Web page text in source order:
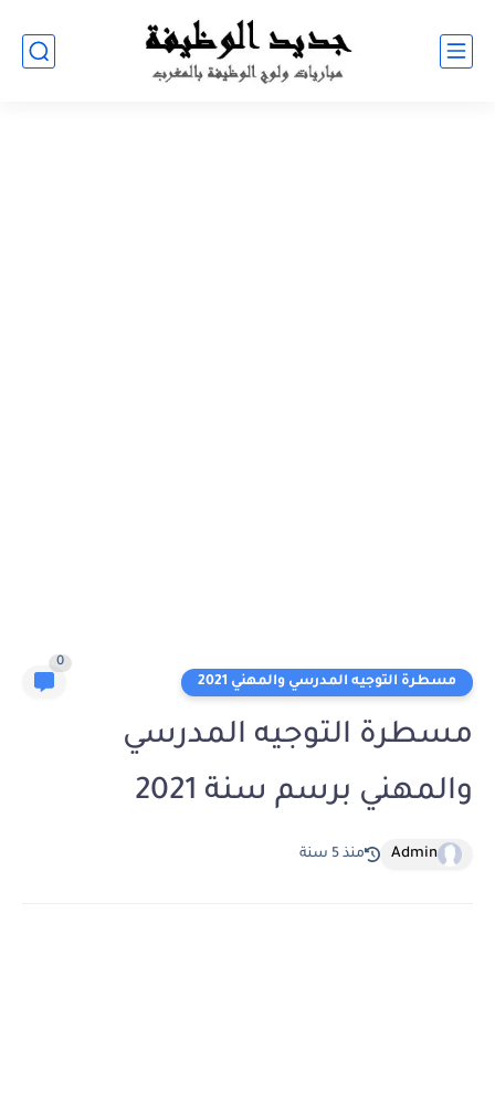
مسطرة التوجيه المدرسي والمهني 2021
0
مسطرة التوجيه المدرسي
والمهني برسم سنة 2021
Admin منذ 5 سنة